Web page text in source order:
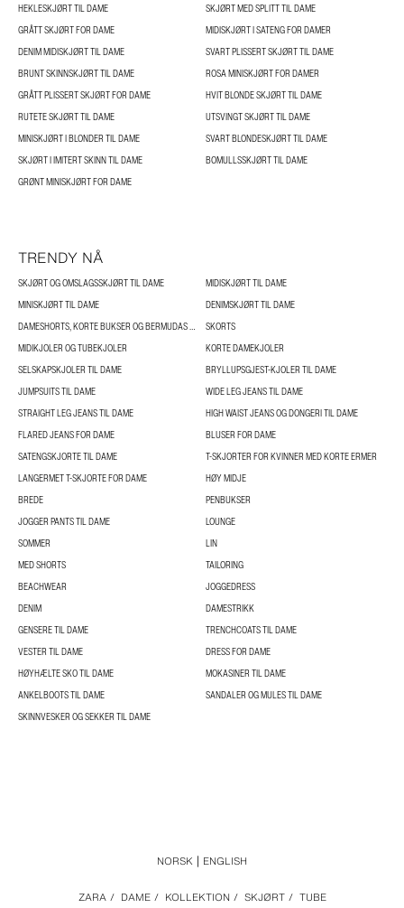
HEKLESKJØRT TIL DAME
SKJØRT MED SPLITT TIL DAME
GRÅTT SKJØRT FOR DAME
MIDISKJØRT I SATENG FOR DAMER
DENIM MIDISKJØRT TIL DAME
SVART PLISSERT SKJØRT TIL DAME
BRUNT SKINNSKJØRT TIL DAME
ROSA MINISKJØRT FOR DAMER
GRÅTT PLISSERT SKJØRT FOR DAME
HVIT BLONDE SKJØRT TIL DAME
RUTETE SKJØRT TIL DAME
UTSVINGT SKJØRT TIL DAME
MINISKJØRT I BLONDER TIL DAME
SVART BLONDESKJØRT TIL DAME
SKJØRT I IMITERT SKINN TIL DAME
BOMULLSSKJØRT TIL DAME
GRØNT MINISKJØRT FOR DAME
TRENDY NÅ
SKJØRT OG OMSLAGSSKJØRT TIL DAME
MIDISKJØRT TIL DAME
MINISKJØRT TIL DAME
DENIMSKJØRT TIL DAME
DAMESHORTS, KORTE BUKSER OG BERMUDAS TIL DAME
SKORTS
MIDIKJOLER OG TUBEKJOLER
KORTE DAMEKJOLER
SELSKAPSKJOLER TIL DAME
BRYLLUPSGJEST-KJOLER TIL DAME
JUMPSUITS TIL DAME
WIDE LEG JEANS TIL DAME
STRAIGHT LEG JEANS TIL DAME
HIGH WAIST JEANS OG DONGERI TIL DAME
FLARED JEANS FOR DAME
BLUSER FOR DAME
SATENGSKJORTE TIL DAME
T-SKJORTER FOR KVINNER MED KORTE ERMER
LANGERMET T-SKJORTE FOR DAME
HØY MIDJE
BREDE
PENBUKSER
JOGGER PANTS TIL DAME
LOUNGE
SOMMER
LIN
MED SHORTS
TAILORING
BEACHWEAR
JOGGEDRESS
DENIM
DAMESTRIKK
GENSERE TIL DAME
TRENCHCOATS TIL DAME
VESTER TIL DAME
DRESS FOR DAME
HØYHÆLTE SKO TIL DAME
MOKASINER TIL DAME
ANKELBOOTS TIL DAME
SANDALER OG MULES TIL DAME
SKINNVESKER OG SEKKER TIL DAME
ZARA / DAME / KOLLEKTION / SKJØRT / TUBE
NORSK ENGLISH